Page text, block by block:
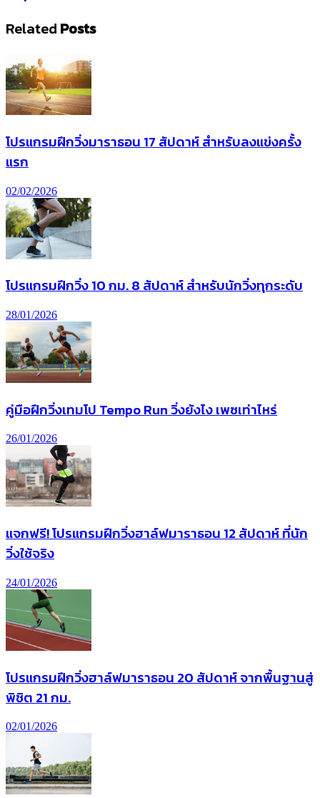
Related Posts
โปรแกรมฝึกวิ่งมาราธอน 17 สัปดาห์ สำหรับลงแข่งครั้ง
แรก
02/02/2026
โปรแกรมฝึกวิ่ง 10 กม. 8 สัปดาห์ สำหรับนักวิ่งทุกระดับ
28/01/2026
คู่มือฝึกวิ่งเทมโป Tempo Run วิ่งยังไง เพซเท่าไหร่
26/01/2026
แจกฟรี! โปรแกรมฝึกวิ่งฮาล์ฟมาราธอน 12 สัปดาห์ ที่นัก
วิ่งใช้จริง
24/01/2026
โปรแกรมฝึกวิ่งฮาล์ฟมาราธอน 20 สัปดาห์ จากพื้นฐานสู่
พิชิต 21 กม.
02/01/2026